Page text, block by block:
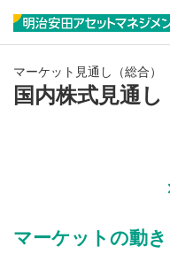
マーケット見通し（総合）
国内株式見通し
マーケットの動